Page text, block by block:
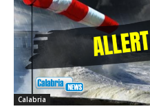
Calabria